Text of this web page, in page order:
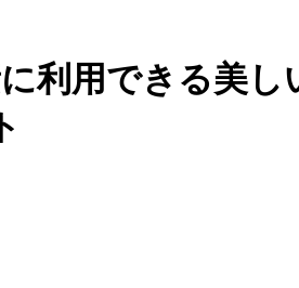
利用できる美